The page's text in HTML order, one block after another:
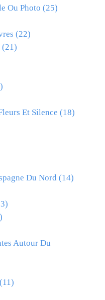
Ou Photo (25)
(22)
(21)
Et Silence (18)
Du Nord (14)
Autour Du
(11)